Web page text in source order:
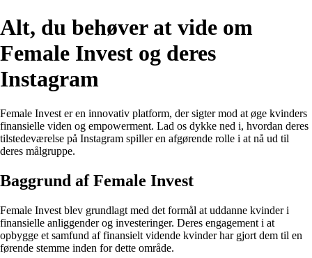
Alt, du behøver at vide om
Female Invest og deres
Instagram
Female Invest er en innovativ platform, der sigter mod at øge kvinders
finansielle viden og empowerment. Lad os dykke ned i, hvordan deres
tilstedeværelse på Instagram spiller en afgørende rolle i at nå ud til
deres målgruppe.
Baggrund af Female Invest
Female Invest blev grundlagt med det formål at uddanne kvinder i
finansielle anliggender og investeringer. Deres engagement i at
opbygge et samfund af finansielt vidende kvinder har gjort dem til en
førende stemme inden for dette område.